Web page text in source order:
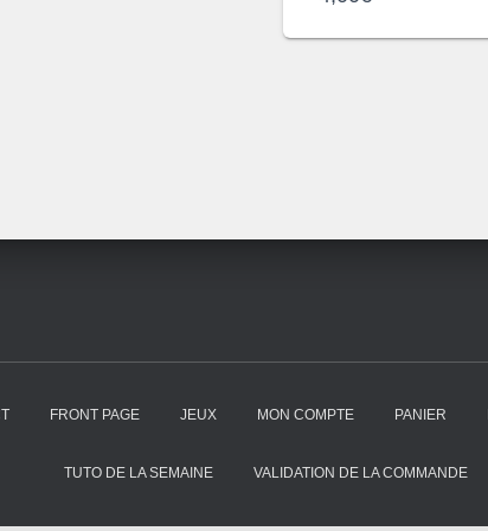
FRONT PAGE JEUX MON COMPTE PANIER
TUTO DE LA SEMAINE VALIDATION DE LA COMMANDE